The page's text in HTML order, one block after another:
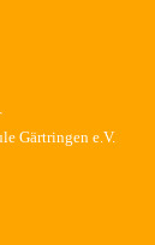
Gärtringen e.V.